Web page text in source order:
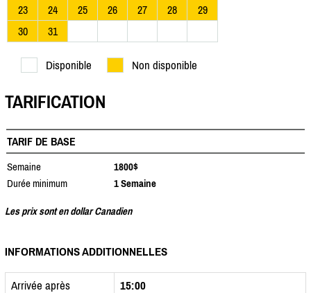
23
24 25 26 27 28
29
30
31
Disponible Non disponible
TARIFICATION
TARIF DE BASE
Semaine
1800$
Durée minimum
1 Semaine
Les prix sont en dollar Canadien
INFORMATIONS ADDITIONNELLES
Arrivée après
15:00